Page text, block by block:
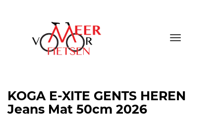
Toggle
KOGA E-XITE GENTS HEREN
Jeans Mat 50cm 2026